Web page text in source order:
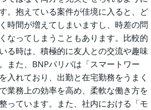
。抱えている案件が佳境に入ると、ど
時間が増えてしまいますし、時差の問
なってしまうこともあります。比較的
る時は、積極的に友人との交流や趣味
また、BNPパリバは「スマートワー
入れており、出勤と在宅勤務をうまく
業務上の効率を高め、柔軟な働き方を
っています。また、社内における「モ